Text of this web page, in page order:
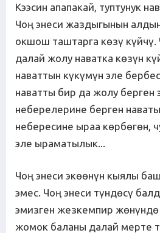
Кээсин апапакай, туптунук
Чоң энеси жаздыгынын
окшош таштарга көзү күйчү.
далай жолу наватка көзүн
наваттын күкүмүн эле
наватты бир да жолу берген
неберелерине берген
небересине ыраа көрбөгөн,
эле ыраматылык...
Чоң энеси экөөнүн кыялы
эмес. Чоң энеси түндөсү
эмизген жезкемпир жөнүндө
жомок баланы далай мерте